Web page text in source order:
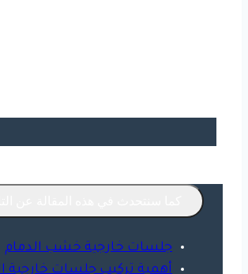
جلسات خارجية خشب الدمام
أهمية تركيب جلسات خارجية